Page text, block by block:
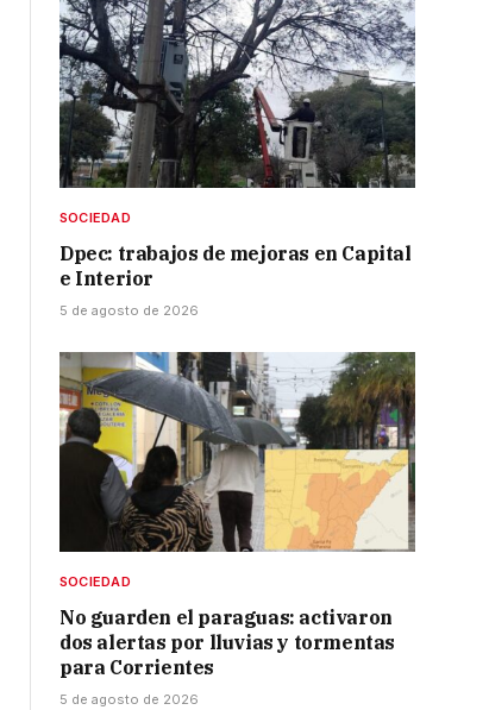
SOCIEDAD
Dpec: trabajos de mejoras en Capital
e Interior
5 de agosto de 2026
SOCIEDAD
No guarden el paraguas: activaron
dos alertas por lluvias y tormentas
para Corrientes
5 de agosto de 2026